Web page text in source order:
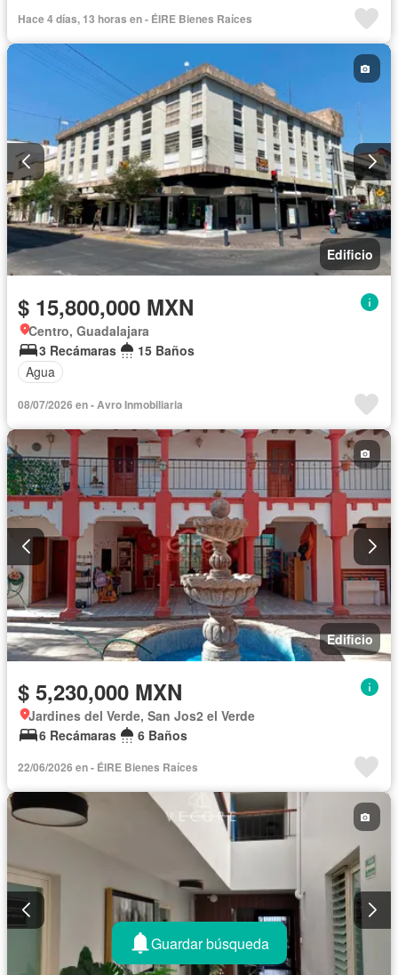
Hace 4 días, 13 horas en - ÉIRE Bienes Raíces
Edificio
$ 15,800,000 MXN
Centro, Guadalajara
3 Recámaras
15 Baños
Agua
08/07/2026 en - Avro Inmobiliaria
Edificio
$ 5,230,000 MXN
Jardines del Verde, San Jos2 el Verde
6 Recámaras
6 Baños
22/06/2026 en - ÉIRE Bienes Raíces
Guardar búsqueda